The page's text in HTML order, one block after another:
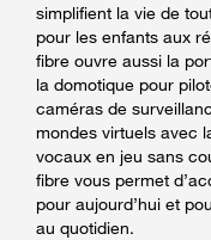
simplifient la vie de
pour les enfants aux
fibre ouvre aussi la
la domotique pour
caméras de
mondes virtuels avec
vocaux en jeu sans
fibre vous permet
pour aujourd’hui et
au quotidien.